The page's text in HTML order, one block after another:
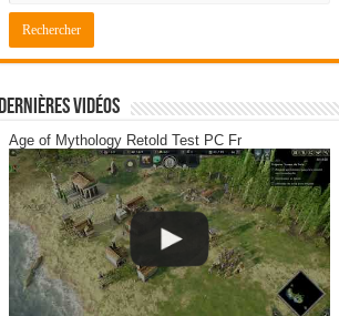
Vidéos
Age of Mythology Retold Test PC Fr